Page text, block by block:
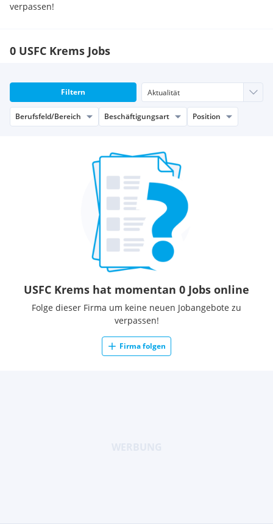
verpassen!
0 USFC Krems Jobs
Filtern
Berufsfeld/Bereich Beschäftigungsart Position
USFC Krems hat momentan 0 Jobs online
Folge dieser Firma um keine neuen Jobangebote zu
verpassen!
Firma folgen